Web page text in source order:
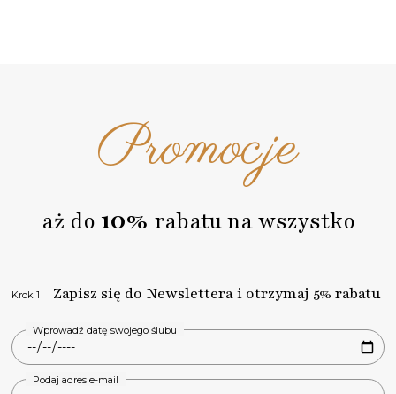
Promocje
aż do 10% rabatu na wszystko
Krok 1 Zapisz się do Newslettera i otrzymaj 5% rabatu
Wprowadź datę swojego ślubu
Podaj adres e-mail